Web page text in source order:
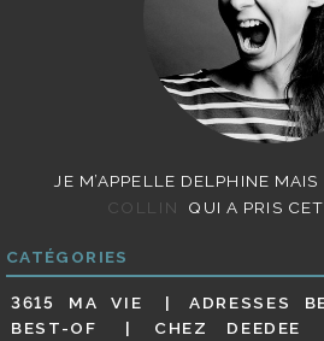
JE M’APPELLE DELPHINE MAIS
COLLIN
QUI A PRIS
CATÉGORIES
3615 MA VIE ADRESSES
BEST-OF
CHEZ DEEDEE